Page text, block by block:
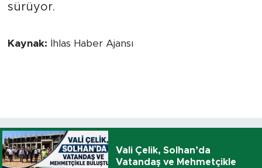
sürüyor.
Kaynak: İhlas Haber Ajansı
Vali Çelik, Solhan’da
Vatandaş ve Mehmetçikle